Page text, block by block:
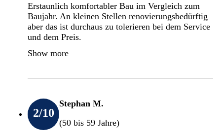
Erstaunlich komfortabler Bau im Vergleich zum
Baujahr. An kleinen Stellen renovierungsbedürftig
aber das ist durchaus zu tolerieren bei dem Service
und dem Preis.
Show more
2/10
Stephan M.
(50 bis 59 Jahre)